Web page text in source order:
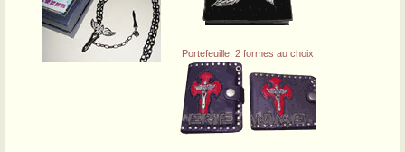
Portefeuille, 2 formes au choix